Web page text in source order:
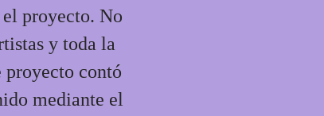
proyecto. No
y toda la
proyecto contó
mediante el